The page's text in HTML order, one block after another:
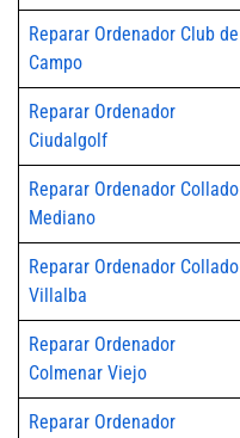
Reparar Ordenador Club de
Campo
Reparar Ordenador
Ciudalgolf
Reparar Ordenador Collado
Mediano
Reparar Ordenador Collado
Villalba
Reparar Ordenador
Colmenar Viejo
Reparar Ordenador